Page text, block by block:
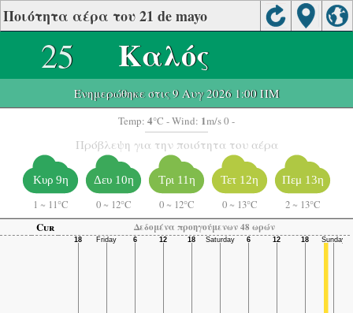
Ποιότητα αέρα του 21 de mayo
25 Καλός
Ενημερώθηκε στις 9 Αυγ 2026 1:00 ΠΜ
Temp: 4°C - Wind: 1m/s 0 -
Πρόβλεψη για την ποιότητα του αέρα
Κυρ 9η
1 ~ 11°C
Δευ 10η
0 ~ 12°C
Τρι 11η
0 ~ 12°C
Τετ 12η
0 ~ 13°C
Πεμ 13η
2 ~ 13°C
Cur
Δεδομένα προηγούμενων 48 ωρών